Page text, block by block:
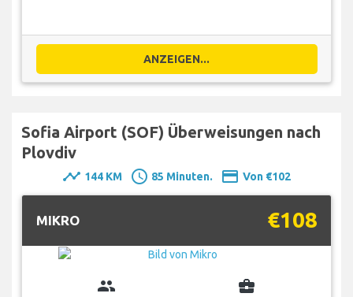
ANZEIGEN...
Sofia Airport (SOF) Überweisungen nach
Plovdiv
timeline 144 KM schedule 85 Minuten. payment Von €102
MIKRO €108
group business_center